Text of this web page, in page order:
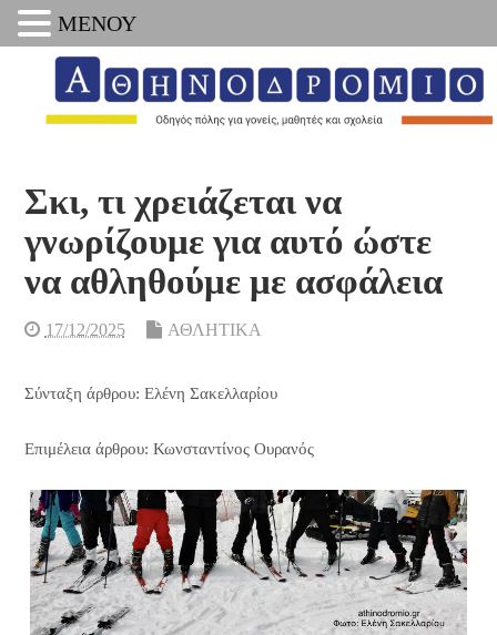
Σκι, τι χρειάζεται να
γνωρίζουμε για αυτό ώστε
να αθληθούμε με ασφάλεια
17/12/2025 ΑΘΛΗΤΙΚΑ
Σύνταξη άρθρου: Ελένη Σακελλαρίου
Επιμέλεια άρθρου: Κωνσταντίνος Ουρανός
ΜΕΝΟΥ